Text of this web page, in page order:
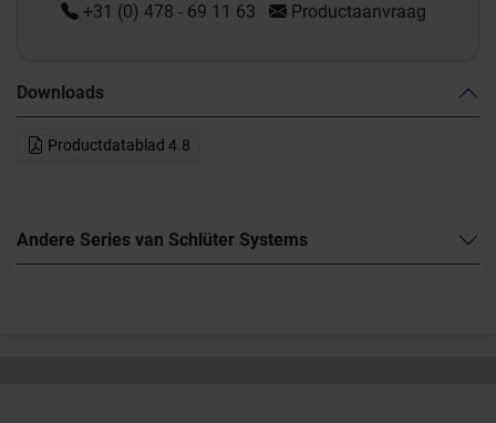
+31 (0) 478 - 69 11 63 Productaanvraag
Downloads
Productdatablad 4.8
Andere Series van Schlüter Systems